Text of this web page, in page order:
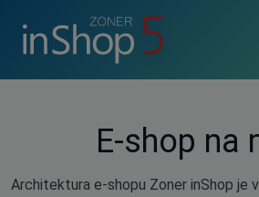
E-shop na
Architektura e-shopu Zoner inShop je